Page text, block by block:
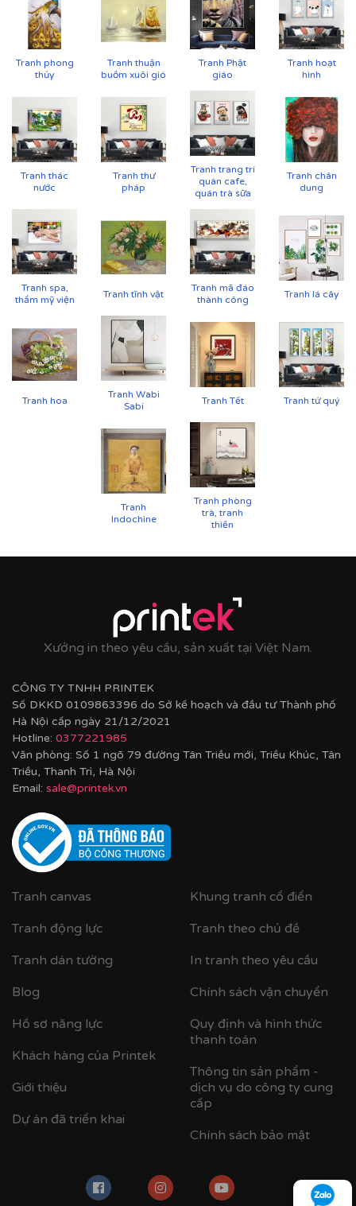
Tranh phong
thủy
Tranh thuận
buồm xuôi gió
Tranh Phật
giáo
Tranh hoạt
hình
Tranh thác
nước
Tranh thư
pháp
Tranh trang trí
quán cafe,
quán trà sữa
Tranh chân
dung
Tranh spa,
thẩm mỹ viện
Tranh tĩnh vật
Tranh mã đáo
thành công
Tranh lá cây
Tranh hoa
Tranh Wabi
Sabi
Tranh Tết Tranh tứ quý
Tranh
Indochine
Tranh phòng
trà, tranh
thiền
Xưởng in theo yêu cầu, sản xuất tại Việt Nam.
CÔNG TY TNHH PRINTEK
Số DKKD 0109863396 do Sở kế hoạch và đầu tư Thành phố
Hà Nội cấp ngày 21/12/2021
Hotline: 0377221985
Văn phòng: Số 1 ngõ 79 đường Tân Triều mới, Triều Khúc, Tân
Triều, Thanh Trì, Hà Nội
Email: sale@printek.vn
Tranh canvas
Tranh động lực
Tranh dán tường
Blog
Hồ sơ năng lực
Khách hàng của Printek
Giới thiệu
Dự án đã triển khai
Khung tranh cổ điển
Tranh theo chủ đề
In tranh theo yêu cầu
Chính sách vận chuyển
Quy định và hình thức
thanh toán
Thông tin sản phẩm -
dịch vụ do công ty cung
cấp
Chính sách bảo mật